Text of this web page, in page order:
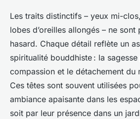
Les traits distinctifs – yeux mi-
lobes d’oreilles allongés – ne sont
hasard. Chaque détail reflète un
spiritualité bouddhiste : la
compassion et le détachement du
Ces têtes sont souvent utilisées
ambiance apaisante dans les
soit par leur présence dans un